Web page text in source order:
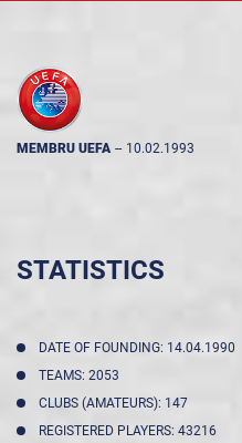
MEMBRU UEFA -- 10.02.1993
STATISTICS
DATE OF FOUNDING: 14.04.1990
TEAMS: 2053
CLUBS (AMATEURS): 147
REGISTERED PLAYERS: 43216